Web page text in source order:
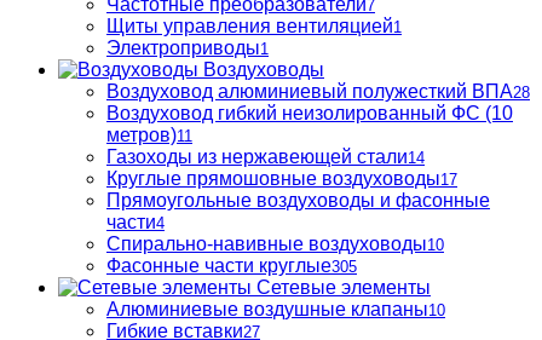
Частотные преобразователи7
Щиты управления вентиляцией1
Электроприводы1
Воздуховоды
Воздуховод алюминиевый полужесткий ВПА28
Воздуховод гибкий неизолированный ФС (10
метров)11
Газоходы из нержавеющей стали14
Круглые прямошовные воздуховоды17
Прямоугольные воздуховоды и фасонные
части4
Спирально-навивные воздуховоды10
Фасонные части круглые305
Сетевые элементы
Алюминиевые воздушные клапаны10
Гибкие вставки27